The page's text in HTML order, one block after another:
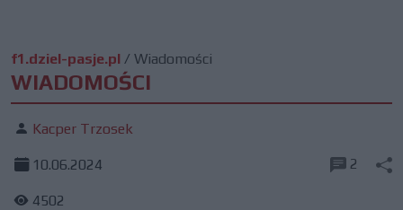
f1.dziel-pasje.pl / Wiadomości
WIADOMOŚCI
Kacper Trzosek
10.06.2024
4502
2